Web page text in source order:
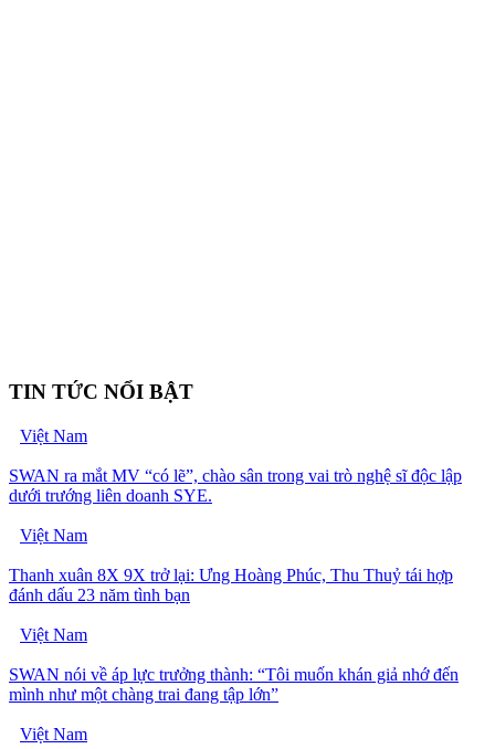
TIN TỨC NỔI BẬT
Việt Nam
SWAN ra mắt MV “có lẽ”, chào sân trong vai trò nghệ sĩ độc lập
dưới trướng liên doanh SYE.
Việt Nam
Thanh xuân 8X 9X trở lại: Ưng Hoàng Phúc, Thu Thuỷ tái hợp
đánh dấu 23 năm tình bạn
Việt Nam
SWAN nói về áp lực trưởng thành: “Tôi muốn khán giả nhớ đến
mình như một chàng trai đang tập lớn”
Việt Nam